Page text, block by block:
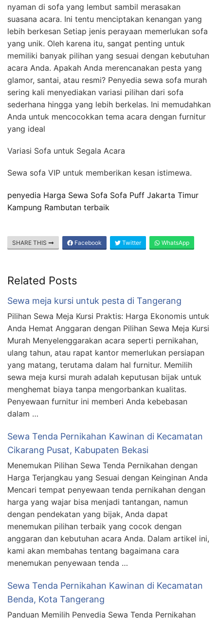
nyaman di sofa yang lembut sambil merasakan
suasana acara. Ini tentu menciptakan kenangan yang
lebih berkesan Setiap jenis perayaan memerlukan sofa
yang unik. Oleh karena itu, sangat penting untuk
memiliki banyak pilihan yang sesuai dengan kebutuhan
acara Anda. Apakah Anda merencanakan pesta yang
glamor, santai, atau resmi? Penyedia sewa sofa murah
sering kali menyediakan variasi pilihan dari sofa
sederhana hingga yang lebih berkelas. Ini memudahkan
Anda untuk mencocokkan tema acara dengan furnitur
yang ideal
Variasi Sofa untuk Segala Acara
Sewa sofa VIP untuk memberikan kesan istimewa.
penyedia Harga Sewa Sofa Sofa Puff Jakarta Timur
Kampung Rambutan terbaik
SHARE THIS Facebook Twitter WhatsApp
Related Posts
Sewa meja kursi untuk pesta di Tangerang
Pilihan Sewa Meja Kursi Praktis: Harga Ekonomis untuk
Anda Hemat Anggaran dengan Pilihan Sewa Meja Kursi
Murah Menyelenggarakan acara seperti pernikahan,
ulang tahun, atau rapat kantor memerlukan persiapan
yang matang, terutama dalam hal furnitur. Memilih
sewa meja kursi murah adalah keputusan bijak untuk
menghemat biaya tanpa mengorbankan kualitas.
Penyewaan furnitur ini memberi Anda kebebasan
dalam …
Sewa Tenda Pernikahan Kawinan di Kecamatan
Cikarang Pusat, Kabupaten Bekasi
Menemukan Pilihan Sewa Tenda Pernikahan dengan
Harga Terjangkau yang Sesuai dengan Keinginan Anda
Mencari tempat penyewaan tenda pernikahan dengan
harga yang wajar bisa menjadi tantangan, namun
dengan pendekatan yang bijak, Anda dapat
menemukan pilihan terbaik yang cocok dengan
anggaran dan kebutuhan acara Anda. Dalam artikel ini,
kami akan membahas tentang bagaimana cara
menemukan penyewaan tenda …
Sewa Tenda Pernikahan Kawinan di Kecamatan
Benda, Kota Tangerang
Panduan Memilih Penyedia Sewa Tenda Pernikahan